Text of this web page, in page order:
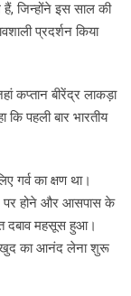
जिन्होंने इस साल की
प्रदर्शन किया
कप्तान बीरेंद्र लाकड़ा
पहली बार भारतीय
गर्व का क्षण था।
पर होने और आसपास के
दबाव महसूस हुआ।
खुद का आनंद लेना शुरू